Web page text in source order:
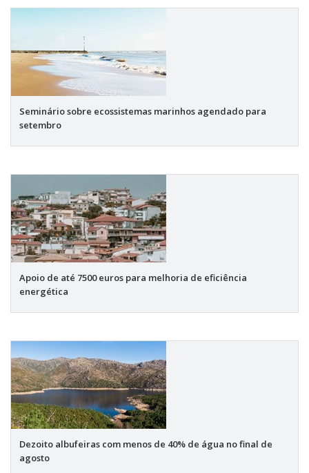
Seminário sobre ecossistemas marinhos agendado para
setembro
Apoio de até 7500 euros para melhoria de eficiência
energética
Dezoito albufeiras com menos de 40% de água no final de
agosto